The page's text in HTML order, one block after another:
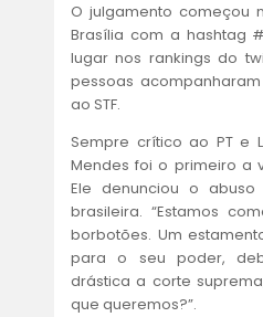
ACORDOS E
FALE
O julgamento começou
Brasília com a hashtag
lugar nos rankings do
pessoas
ao STF.
Sempre crítico ao PT e
Mendes foi o primeiro a
Ele denunciou o
brasileira. “Estamos
borbotões. Um
para o seu poder,
drástica a corte
que queremos?”.